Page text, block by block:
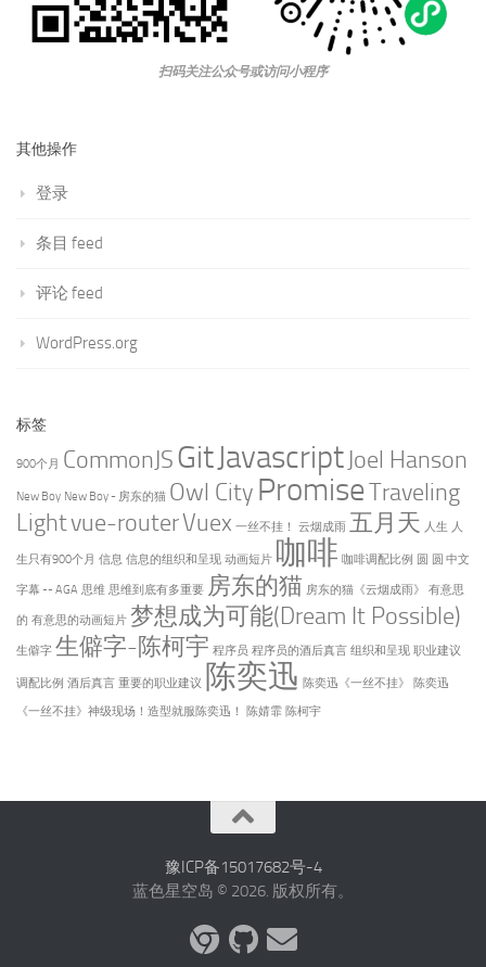
扫码关注公众号或访问小程序
其他操作
登录
条目 feed
评论 feed
WordPress.org
标签
900个月 CommonJSGitJavascript Joel Hanson
New Boy New Boy - 房东的猫 Owl City PromiseTraveling
Lightvue-routerVuex 一丝不挂！ 云烟成雨 五月天 人生 人
生只有900个月 信息 信息的组织和呈现 动画短片 咖啡 咖啡调配比例 圆 圆 中文
字幕 -- AGA 思维 思维到底有多重要 房东的猫 房东的猫《云烟成雨》 有意思
的 有意思的动画短片 梦想成为可能(Dream It Possible)
生僻字 生僻字-陈柯宇 程序员 程序员的酒后真言 组织和呈现 职业建议
调配比例 酒后真言 重要的职业建议 陈奕迅 陈奕迅《一丝不挂》
陈奕迅
《一丝不挂》神级现场！造型就服陈奕迅！
陈婧霏 陈柯宇
豫ICP备15017682号-4
蓝色星空岛 © 2026. 版权所有。